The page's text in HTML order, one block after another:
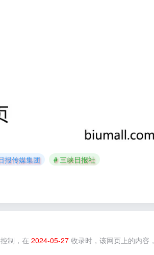
报传媒集团 # 三峡日报社
制，在 2024-05-27 收录时，该网页上的内容，